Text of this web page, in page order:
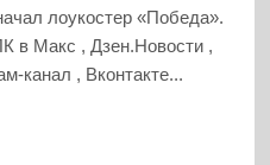
лоукостер «Победа».
в Макс , Дзен.Новости ,
канал , Вконтакте...